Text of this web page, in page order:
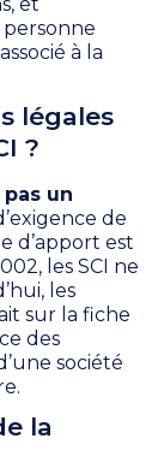
à la
légales
?
un
de
d’apport est
les SCI ne
les
sur la fiche
des
société
la